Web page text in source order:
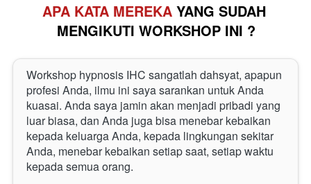
APA KATA MEREKA YANG SUDAH
MENGIKUTI WORKSHOP INI ?
Workshop hypnosis IHC sangatlah dahsyat, apapun
profesi Anda, ilmu ini saya sarankan untuk Anda
kuasai. Anda saya jamin akan menjadi pribadi yang
luar biasa, dan Anda juga bisa menebar kebaikan
kepada keluarga Anda, kepada lingkungan sekitar
Anda, menebar kebaikan setiap saat, setiap waktu
kepada semua orang.